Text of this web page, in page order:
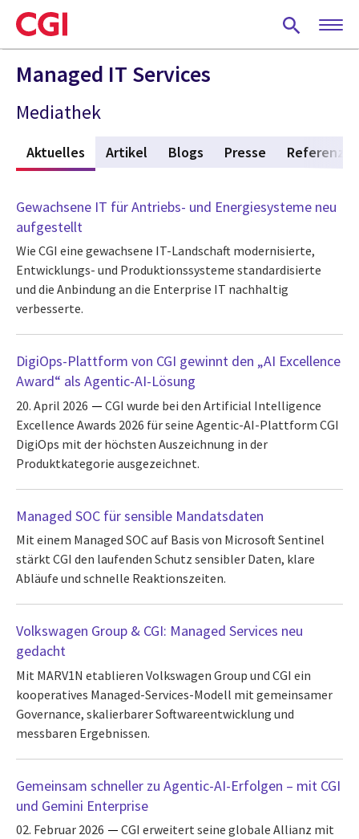
Skip
to
main
content
Managed IT Services
Mediathek
Aktuelles (active tab)
Artikel Blogs Presse
Gewachsene IT für Antriebs- und Energiesysteme neu
aufgestellt
Wie CGI eine gewachsene IT-Landschaft modernisierte,
Entwicklungs- und Produktionssysteme standardisierte
und die Anbindung an die Enterprise IT nachhaltig
verbesserte.
DigiOps-Plattform von CGI gewinnt den „AI Excellence
Award“ als Agentic-AI-Lösung
20. April 2026
CGI wurde bei den Artificial Intelligence
Excellence Awards 2026 für seine Agentic-AI-Plattform CGI
DigiOps mit der höchsten Auszeichnung in der
Produktkategorie ausgezeichnet.
Managed SOC für sensible Mandatsdaten
Mit einem Managed SOC auf Basis von Microsoft Sentinel
stärkt CGI den laufenden Schutz sensibler Daten, klare
Abläufe und schnelle Reaktionszeiten.
Volkswagen Group & CGI: Managed Services neu
gedacht
Mit MARV1N etablieren Volkswagen Group und CGI ein
kooperatives Managed-Services-Modell mit gemeinsamer
Governance, skalierbarer Softwareentwicklung und
messbaren Ergebnissen.
Gemeinsam schneller zu Agentic-AI-Erfolgen – mit CGI
und Gemini Enterprise
02. Februar 2026
CGI erweitert seine globale Allianz mit